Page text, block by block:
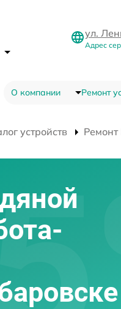
ул.
Адрес
О компании Ремонт
устройств Ремонт